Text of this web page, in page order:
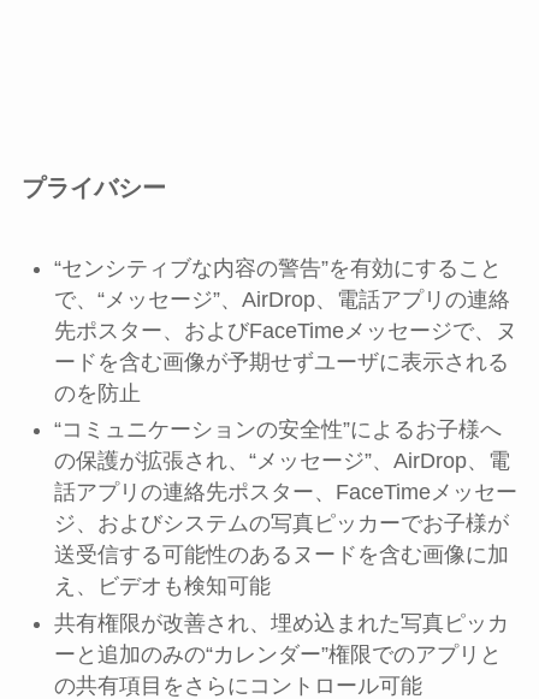
プライバシー
“センシティブな内容の警告”を有効にすること
で、“メッセージ”、AirDrop、電話アプリの連絡
先ポスター、およびFaceTimeメッセージで、ヌ
ードを含む画像が予期せずユーザに表示される
のを防止
“コミュニケーションの安全性”によるお子様へ
の保護が拡張され、“メッセージ”、AirDrop、電
話アプリの連絡先ポスター、FaceTimeメッセー
ジ、およびシステムの写真ピッカーでお子様が
送受信する可能性のあるヌードを含む画像に加
え、ビデオも検知可能
共有権限が改善され、埋め込まれた写真ピッカ
ーと追加のみの“カレンダー”権限でのアプリと
の共有項目をさらにコントロール可能